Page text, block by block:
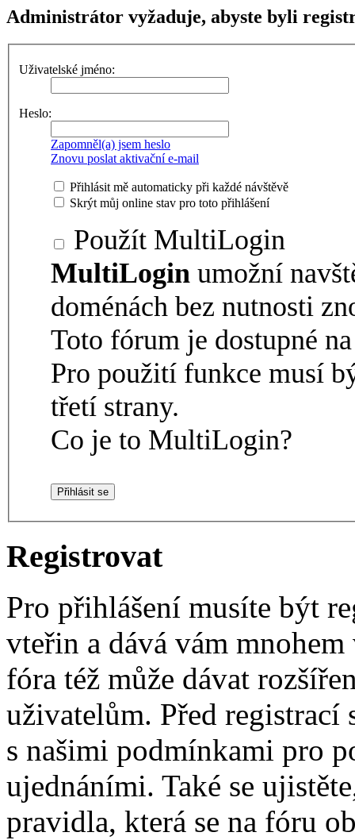
Administrátor vyžaduje, abyste byli
Uživatelské jméno:
Heslo:
Zapomněl(a) jsem heslo
Znovu poslat aktivační e-mail
Přihlásit mě automaticky při každé návštěvě
Skrýt můj online stav pro toto přihlášení
Použít MultiLogin
MultiLogin umožní
doménách bez nutnosti
Toto fórum je dostupné
Pro použití funkce musí
třetí strany.
Co je to MultiLogin?
Registrovat
Pro přihlášení musíte být
vteřin a dává vám
fóra též může dávat
uživatelům. Před registrací
s našimi podmínkami pro
ujednáními. Také se
pravidla, která se na fóru